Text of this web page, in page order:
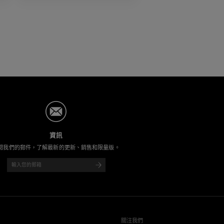
資訊
我們的郵件，了解最新的更新、銷售和限量版。
關注我們